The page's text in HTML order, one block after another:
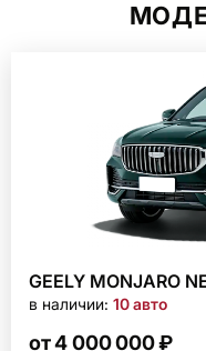
GEELY MONJARO
в наличии: 10 авто
от 4 000 000 ₽